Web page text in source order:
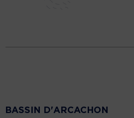
BASSIN D'ARCACHON